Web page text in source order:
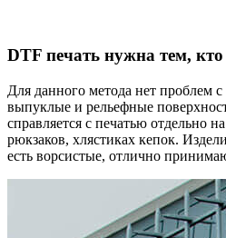
DTF печать нужна тем, кто
Для данного метода нет проблем
выпуклые и рельефные
справляется с печатью отдельно
рюкзаков, хлястиках кепок.
есть ворсистые, отлично